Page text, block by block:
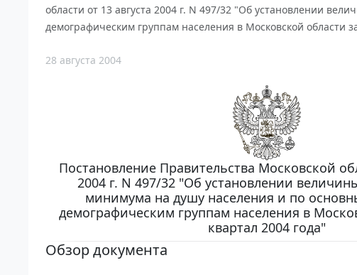
области от 13 августа 2004 г. N 497/32 "Об установлении
демографическим группам населения в Московской области
28 августа 2004
Постановление Правительства Московской
2004 г. N 497/32 "Об установлении
минимума на душу населения и по
демографическим группам населения в
квартал 2004 года"
Обзор документа